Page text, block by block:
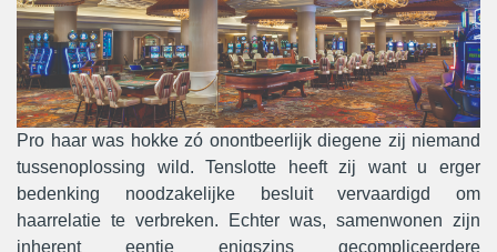
Pro haar was hokke zó onontbeerlijk diegene zij niemand
tussenoplossing wild. Tenslotte heeft zij want u erger
bedenking noodzakelijke besluit vervaardigd om
haarrelatie te verbreken. Echter was, samenwonen zijn
inherent eentje enigszins gecompliceerdere